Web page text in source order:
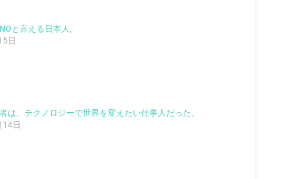
と言える日本人。
日
は、テクノロジーで世界を変えたい仕事人だった。
日